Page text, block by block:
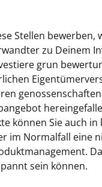
Stellen bewerben,
zu Deinem
grun
können Sie auch
im Normalfall eine
sein können.